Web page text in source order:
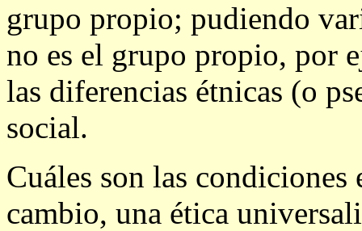
grupo propio; pudiendo
no es el grupo propio, por
las diferencias étnicas (o
social.
Cuáles son las condiciones
cambio, una ética